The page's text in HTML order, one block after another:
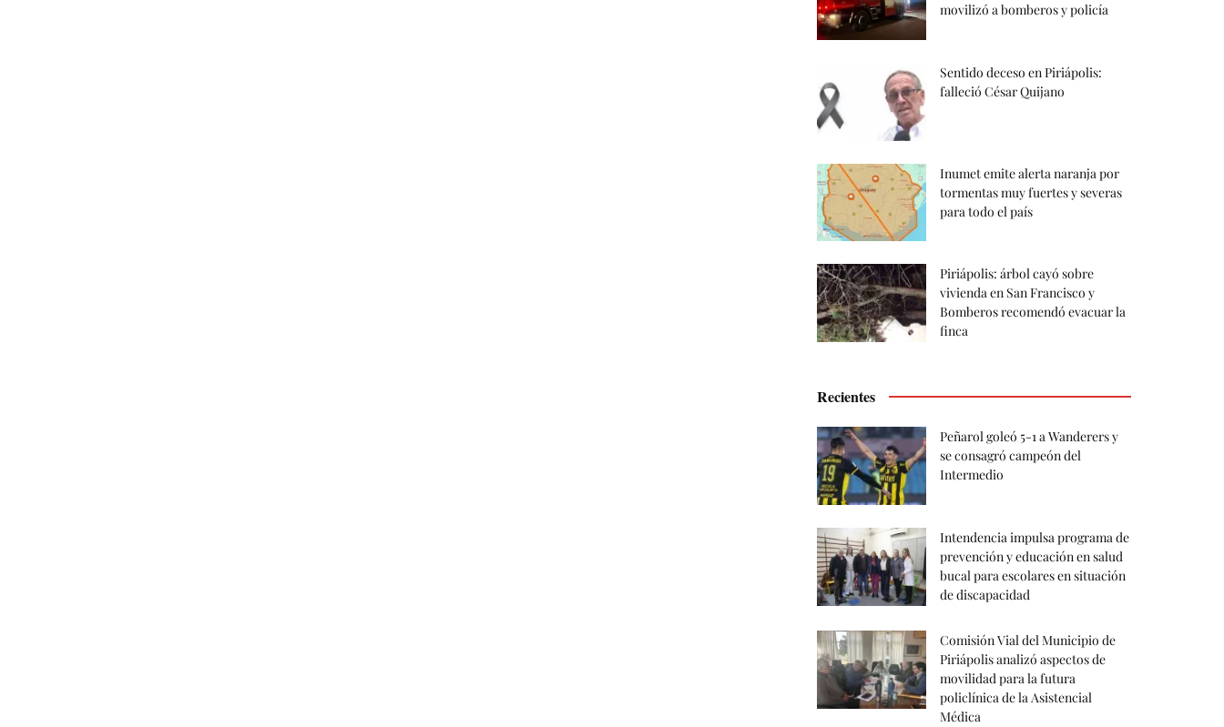
movilizó a bomberos y policía
Sentido deceso en Piriápolis:
falleció César Quijano
Inumet emite alerta naranja por
tormentas muy fuertes y severas
para todo el país
Piriápolis: árbol cayó sobre
vivienda en San Francisco y
Bomberos recomendó evacuar la
finca
Recientes
Peñarol goleó 5-1 a Wanderers y
se consagró campeón del
Intermedio
Intendencia impulsa programa de
prevención y educación en salud
bucal para escolares en situación
de discapacidad
Comisión Vial del Municipio de
Piriápolis analizó aspectos de
movilidad para la futura
policlínica de la Asistencial
Médica